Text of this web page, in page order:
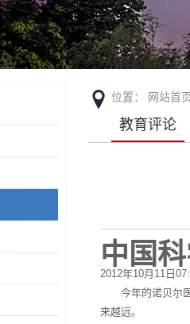
位置： 网站首
教育评论
中国
2012年10月11日
今年的诺贝尔
来越远。